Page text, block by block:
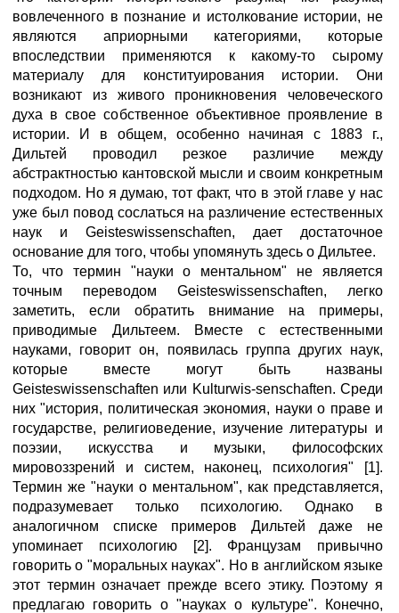
вовлеченного в познание и истолкование истории, не
являются априорными категориями, которые
впоследствии применяются к какому-то сырому
материалу для конституирования истории. Они
возникают из живого проникновения человеческого
духа в свое собственное объективное проявление в
истории. И в общем, особенно начиная с 1883 г.,
Дильтей проводил резкое различие между
абстрактностью кантовской мысли и своим конкретным
подходом. Но я думаю, тот факт, что в этой главе у нас
уже был повод сослаться на различение естественных
наук и Geisteswissenschaften, дает достаточное
основание для того, чтобы упомянуть здесь о Дильтее.
То, что термин "науки о ментальном" не является
точным переводом Geisteswissenschaften, легко
заметить, если обратить внимание на примеры,
приводимые Дильтеем. Вместе с естественными
науками, говорит он, появилась группа других наук,
которые вместе могут быть названы
Geisteswissenschaften или Kulturwis-senschaften. Среди
них "история, политическая экономия, науки о праве и
государстве, религиоведение, изучение литературы и
поэзии, искусства и музыки, философских
мировоззрений и систем, наконец, психология" [1].
Термин же "науки о ментальном", как представляется,
подразумевает только психологию. Однако в
аналогичном списке примеров Дильтей даже не
упоминает психологию [2]. Французам привычно
говорить о "моральных науках". Но в английском языке
этот термин означает прежде всего этику. Поэтому я
предлагаю говорить о "науках о культуре". Конечно,